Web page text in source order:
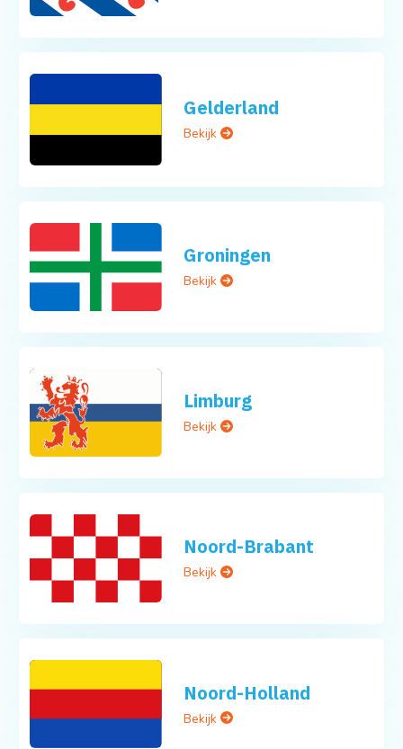
Gelderland
Bekijk
Groningen
Bekijk
Limburg
Bekijk
Noord-Brabant
Bekijk
Noord-Holland
Bekijk